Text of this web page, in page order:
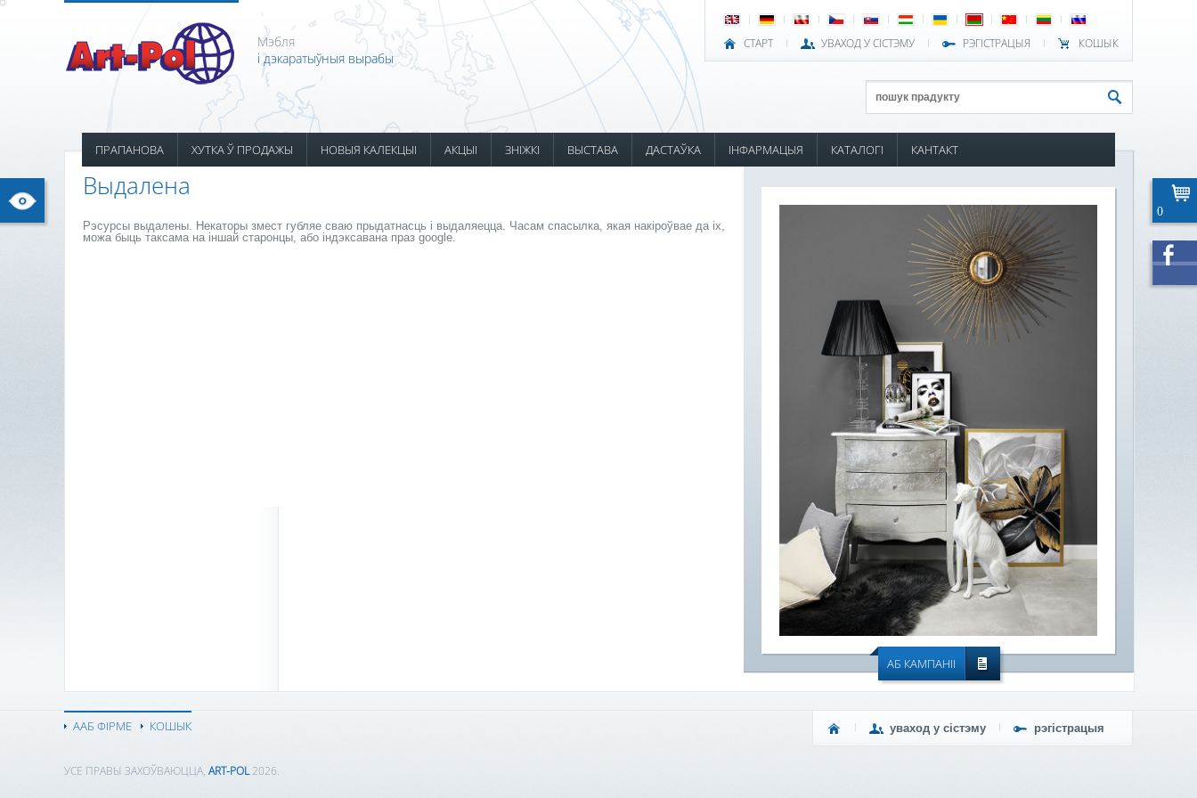
СТАРТ УВАХОД У СІСТЭМУ РЭГІСТРАЦЫЯ КОШЫК
Мэбля
і дэкаратыўныя вырабы
ПРАПАНОВА ХУТКА Ў ПРОДАЖЫ НОВЫЯ КАЛЕКЦЫІ АКЦЫІ ЗНІЖКІ ВЫСТАВА ДАСТАЎКА ІНФАРМАЦЫЯ КАТАЛОГІ КАНТАКТ
Выдалена
Рэсурсы выдалены. Некаторы змест губляе сваю прыдатнасць і выдаляецца. Часам спасылка, якая накіроўвае да іх,
можа быць таксама на іншай старонцы, або індэксавана праз google.
АБ КАМПАНІІ
ААБ ФІРМЕ КОШЫК уваход у сістэму рэгістрацыя
УСЕ ПРАВЫ ЗАХОЎВАЮЦЦА, ART-POL2026.
0